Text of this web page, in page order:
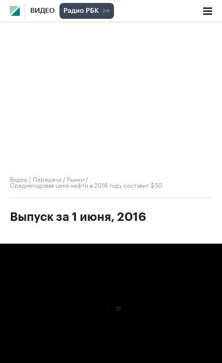
ВИДЕО
Видео / Передачи / Рынки /
Среднегодовая цена нефти в 2016 году составит $50
Выпуск за 1 июня, 2016